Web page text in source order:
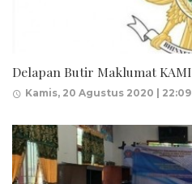
Delapan Butir Maklumat KAMI
Kamis, 20 Agustus 2020 | 22:09